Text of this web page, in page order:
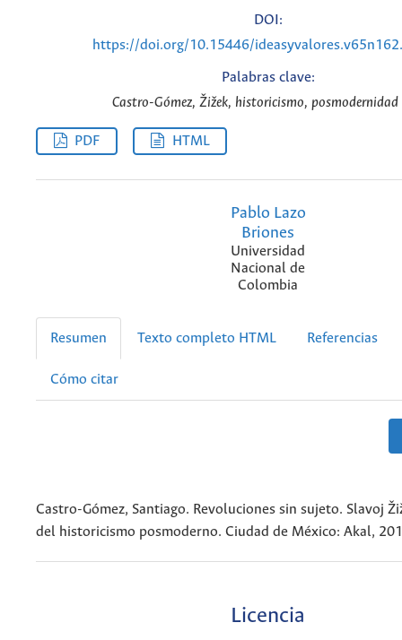
DOI:
https://doi.org/10.15446/
Palabras clave:
Castro-Gómez, Žižek, historicismo, posmodernidad
PDF HTML
Pablo Lazo
Briones
Universidad
Nacional de
Colombia
Resumen Texto completo HTML Referencias
Cómo citar
Castro-Gómez, Santiago. Revoluciones sin sujeto. Slavoj
del historicismo posmoderno. Ciudad de México: Akal,
Licencia